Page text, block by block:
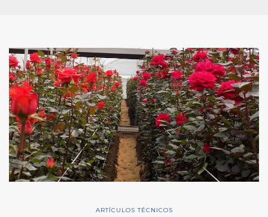
ARTÍCULOS TÉCNICOS